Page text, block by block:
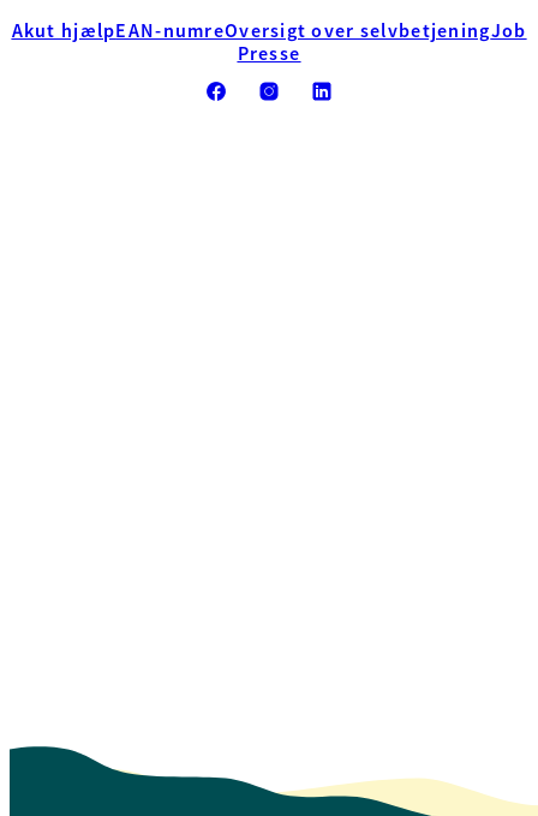
Akut hjælpEAN-numreOversigt over selvbetjeningJob
Presse